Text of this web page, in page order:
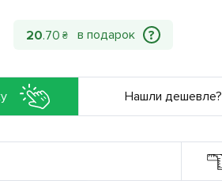
20.70 ₴ ?
Нашли дешевле?